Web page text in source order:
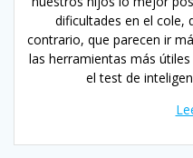
dificultades en el cole,
contrario, que parecen ir
las herramientas más
el test de